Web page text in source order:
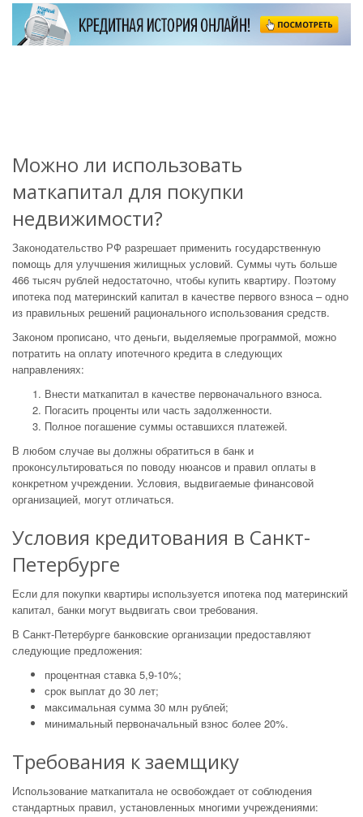
Можно ли использовать
маткапитал для покупки
недвижимости?
Законодательство РФ разрешает применить государственную
помощь для улучшения жилищных условий. Суммы чуть больше
466 тысяч рублей недостаточно, чтобы купить квартиру. Поэтому
ипотека под материнский капитал в качестве первого взноса – одно
из правильных решений рационального использования средств.
Законом прописано, что деньги, выделяемые программой, можно
потратить на оплату ипотечного кредита в следующих
направлениях:
Внести маткапитал в качестве первоначального взноса.
Погасить проценты или часть задолженности.
Полное погашение суммы оставшихся платежей.
В любом случае вы должны обратиться в банк и
проконсультироваться по поводу нюансов и правил оплаты в
конкретном учреждении. Условия, выдвигаемые финансовой
организацией, могут отличаться.
Условия кредитования в Санкт-
Петербурге
Если для покупки квартиры используется ипотека под материнский
капитал, банки могут выдвигать свои требования.
В Санкт-Петербурге банковские организации предоставляют
следующие предложения:
процентная ставка 5,9-10%;
срок выплат до 30 лет;
максимальная сумма 30 млн рублей;
минимальный первоначальный взнос более 20%.
Требования к заемщику
Использование маткапитала не освобождает от соблюдения
стандартных правил, установленных многими учреждениями: